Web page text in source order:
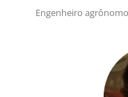
Engenheiro